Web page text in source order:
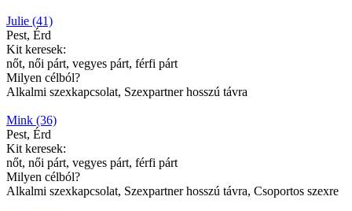
Julie (41)
Pest, Érd
Kit keresek:
nőt, női párt, vegyes párt, férfi párt
Milyen célból?
Alkalmi szexkapcsolat, Szexpartner hosszú távra
Mink (36)
Pest, Érd
Kit keresek:
nőt, női párt, vegyes párt, férfi párt
Milyen célból?
Alkalmi szexkapcsolat, Szexpartner hosszú távra, Csoportos szexre